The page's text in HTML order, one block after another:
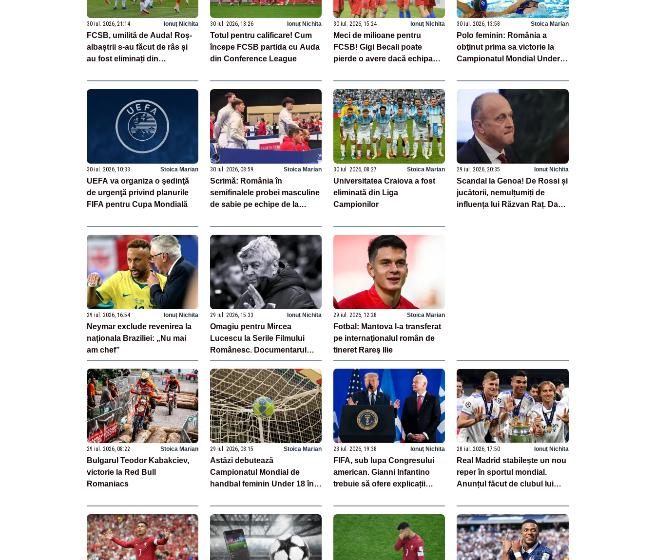
30 iul. 2026, 21:14 Ionuț Nichita
FCSB, umilită de Auda! Roș-
albaștrii s-au făcut de râs și
au fost eliminați din
30 iul. 2026, 18:26 Ionuț Nichita
Totul pentru calificare! Cum
începe FCSB partida cu Auda
din Conference League
30 iul. 2026, 15:24 Ionuț Nichita
Meci de milioane pentru
FCSB! Gigi Becali poate
pierde o avere dacă echipa
30 iul. 2026, 13:58 Stoica Marian
Polo feminin: România a
obţinut prima sa victorie la
Campionatul Mondial Under-
30 iul. 2026, 10:33 Stoica Marian
UEFA va organiza o şedinţă
de urgenţă privind planurile
FIFA pentru Cupa Mondială
30 iul. 2026, 08:59 Stoica Marian
Scrimă: România în
semifinalele probei masculine
de sabie pe echipe de la
30 iul. 2026, 08:27 Stoica Marian
Universitatea Craiova a fost
eliminată din Liga
Campionilor
29 iul. 2026, 20:35 Ionuț Nichita
Scandal la Genoa! De Rossi și
jucătorii, nemulțumiți de
influența lui Răzvan Raț. Dan
29 iul. 2026, 16:54 Ionuț Nichita
Neymar exclude revenirea la
naționala Braziliei: „Nu mai
am chef”
29 iul. 2026, 15:33 Ionuț Nichita
Omagiu pentru Mircea
Lucescu la Serile Filmului
Românesc. Documentarul
despre Mexico ’70 va fi
proiectat la Iași
29 iul. 2026, 12:28 Stoica Marian
Fotbal: Mantova l-a transferat
pe internaţionalul român de
tineret Rareş Ilie
29 iul. 2026, 08:22 Stoica Marian
Bulgarul Teodor Kabakciev,
victorie la Red Bull
Romaniacs
29 iul. 2026, 08:15 Stoica Marian
Astăzi debutează
Campionatul Mondial de
handbal feminin Under 18 în
28 iul. 2026, 19:38 Ionuț Nichita
FIFA, sub lupa Congresului
american. Gianni Infantino
trebuie să ofere explicații
28 iul. 2026, 17:50 Ionuț Nichita
Real Madrid stabilește un nou
reper în sportul mondial.
Anunțul făcut de clubul lui